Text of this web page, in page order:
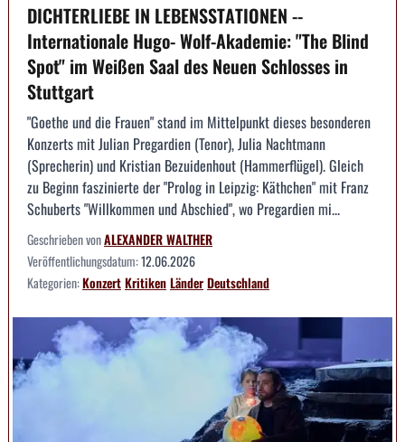
DICHTERLIEBE IN LEBENSSTATIONEN --
Internationale Hugo- Wolf-Akademie: "The Blind
Spot" im Weißen Saal des Neuen Schlosses in
Stuttgart
"Goethe und die Frauen" stand im Mittelpunkt dieses besonderen
Konzerts mit Julian Pregardien (Tenor), Julia Nachtmann
(Sprecherin) und Kristian Bezuidenhout (Hammerflügel). Gleich
zu Beginn faszinierte der "Prolog in Leipzig: Käthchen" mit Franz
Schuberts "Willkommen und Abschied", wo Pregardien mi...
Geschrieben vonALEXANDER WALTHER
Veröffentlichungsdatum:12.06.2026
Kategorien:KonzertKritikenLänderDeutschland